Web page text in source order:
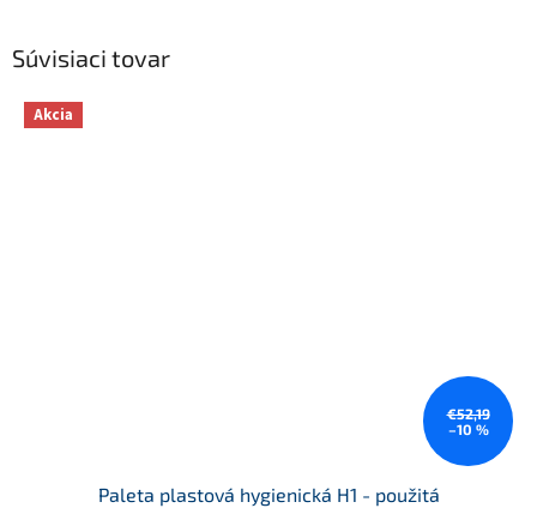
Súvisiaci tovar
Akcia
€52,19
–10 %
Paleta plastová hygienická H1 - použitá